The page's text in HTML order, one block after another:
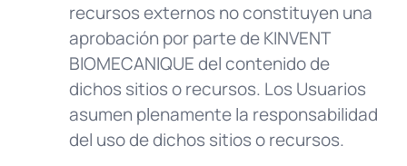
recursos externos no constituyen una
aprobación por parte de KINVENT
BIOMECANIQUE del contenido de
dichos sitios o recursos. Los Usuarios
asumen plenamente la responsabilidad
del uso de dichos sitios o recursos.